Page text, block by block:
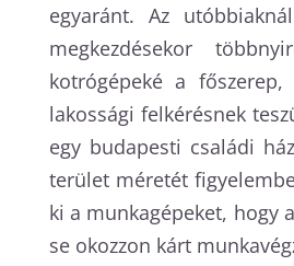
egyaránt. Az
megkezdésekor
kotrógépeké a
lakossági felkérésnek
egy budapesti családi
terület méretét
ki a munkagépeket, hogy
se okozzon kárt